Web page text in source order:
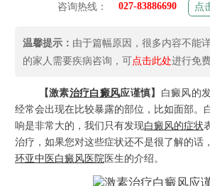
咨询热线： 027-83886690 点
温馨提示： 由于篇幅原因，很多内容不能
的家人需要疾病咨询，可点击此处进行免
【激素治疗白癜风应谨慎】 白癜风的
经常会出现在比较暴露的部位，比如面部。
响是非常大的，我们只有发现白癜风的症状
治疗，如果您对这些症状还不是很了解的话
环亚中医白癜风医院 医生的介绍。